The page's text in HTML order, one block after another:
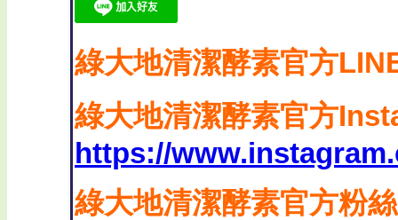
綠大地清潔酵素官方
綠大地清潔酵素官方
https://
綠大地清潔酵素官方粉